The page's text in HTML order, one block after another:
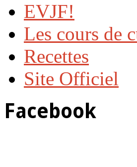
EVJF!
Les cours de
Recettes
Site Officiel
Facebook